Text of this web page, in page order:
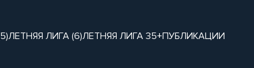
ЛЕТНЯЯ ЛИГА (6)ЛЕТНЯЯ ЛИГА 35+ПУБЛИКАЦИИ